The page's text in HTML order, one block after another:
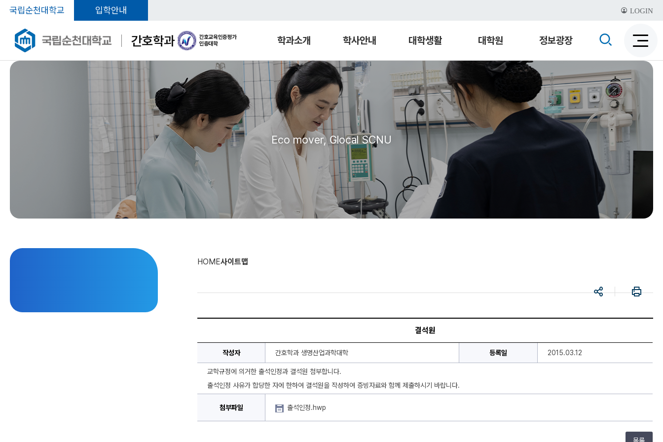
국립순천대학교 입학안내 LOGIN
간호학과 학과소개 학사안내 대학생활 대학원 정보광장
색
활
성
화
색
비
활
Eco mover, Glocal SCNU
HOME사이트맵
공
프
린
에
상
결석원
작성자 간호학과 생명산업과학대학 등록일 2015.03.12
교학규정에 의거한 출석인정과 결석원 첨부합니다.
출석인정 사유가 합당한 자에 한하여 결석원을 작성하여 증빙자료와 함께 제출하시기 바랍니다.
첨부파일 출석인정.hwp